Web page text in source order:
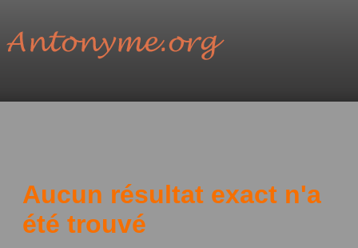
Aucun résultat exact n'a
été trouvé